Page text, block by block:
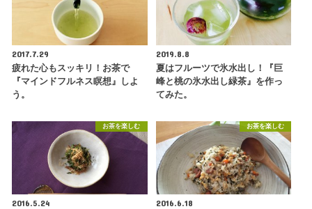
2017.7.29
疲れた心もスッキリ！お茶で
『マインドフルネス瞑想』しよ
う。
2019.8.8
夏はフルーツで氷水出し！『巨
峰と桃の氷水出し緑茶』を作っ
てみた。
お茶を楽しむ
2016.5.24
お茶を楽しむ
2016.6.18